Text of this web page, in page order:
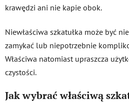
krawędzi ani nie kapie obok.
Niewłaściwa szkatułka może być
zamykać lub niepotrzebnie
Właściwa natomiast upraszcza
czystości.
Jak wybrać właściwą